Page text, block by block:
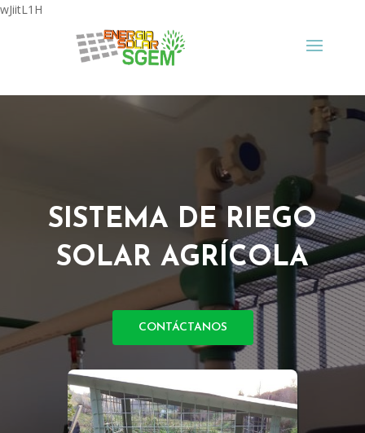
wJiitL1H
SISTEMA DE RIEGO
SOLAR AGRÍCOLA
CONTÁCTANOS